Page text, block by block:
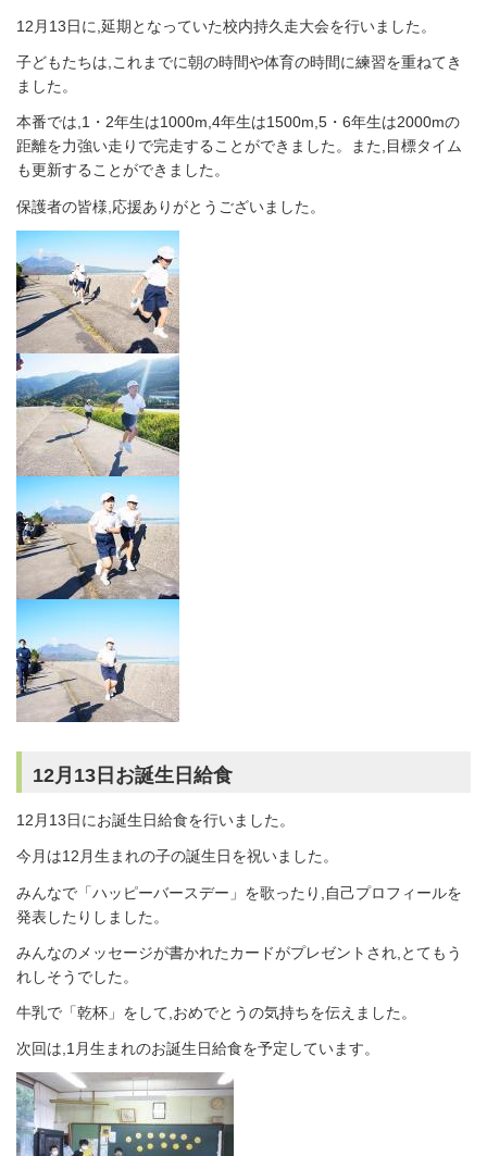
12月13日に,延期となっていた校内持久走大会を行いました。
子どもたちは,これまでに朝の時間や体育の時間に練習を重ねてき
ました。
本番では,1・2年生は1000m,4年生は1500m,5・6年生は2000mの
距離を力強い走りで完走することができました。また,目標タイム
も更新することができました。
保護者の皆様,応援ありがとうございました。
12月13日お誕生日給食
12月13日にお誕生日給食を行いました。
今月は12月生まれの子の誕生日を祝いました。
みんなで「ハッピーバースデー」を歌ったり,自己プロフィールを
発表したりしました。
みんなのメッセージが書かれたカードがプレゼントされ,とてもう
れしそうでした。
牛乳で「乾杯」をして,おめでとうの気持ちを伝えました。
次回は,1月生まれのお誕生日給食を予定しています。